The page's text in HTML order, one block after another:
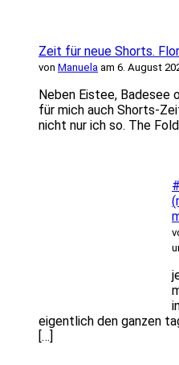
Zeit für neue Shorts.
von Manuela am 6. August
Neben Eistee, Badesee
für mich auch Shorts-
nicht nur ich so. The
eigentlich den ganzen
[…]